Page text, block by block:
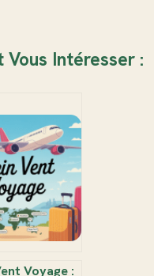
Intéresser :
Voyage :